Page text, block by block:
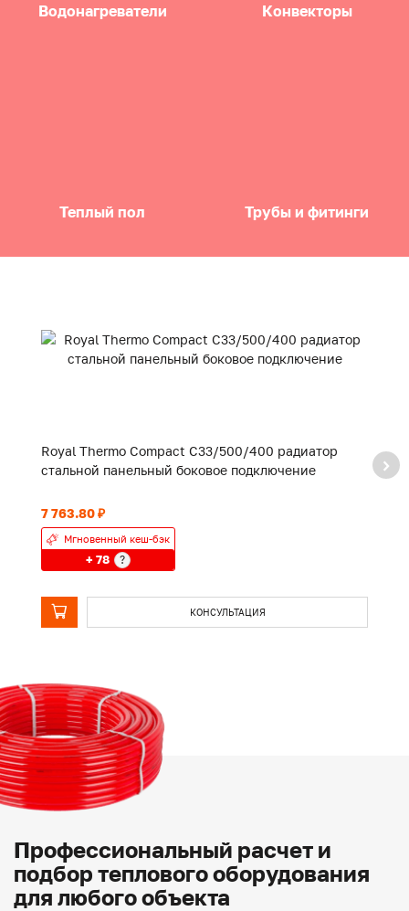
Водонагреватели Конвекторы
Теплый пол Трубы и фитинги
Royal Thermo Compact C33/500/400 радиатор
стальной панельный боковое подключение
7 763.80 ₽
Мгновенный кеш-бэк
+ 78 ?
КОНСУЛЬТАЦИЯ
Профессиональный расчет и
подбор теплового оборудования
для любого объекта